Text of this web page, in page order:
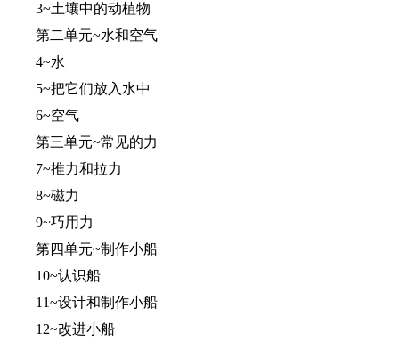
3~土壤中的动植物
第二单元~水和空气
4~水
5~把它们放入水中
6~空气
第三单元~常见的力
7~推力和拉力
8~磁力
9~巧用力
第四单元~制作小船
10~认识船
11~设计和制作小船
12~改进小船